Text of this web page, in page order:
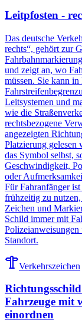
Leitpfosten -
Das deutsche
rechts“, gehört zur
und zeigt an, wo
müssen. Sie kann
Leitsystemen und
wie die
rechtsbezogene
angezeigten
Platzierung gelesen
das Symbol selbst,
Geschwindigkeit,
oder
Für Fahranfänger
frühzeitig zu
Zeichen und
Schild immer mit
Polizeianweisungen
Standort.
Verkehrszeichen
Fahrzeuge mit
einordnen